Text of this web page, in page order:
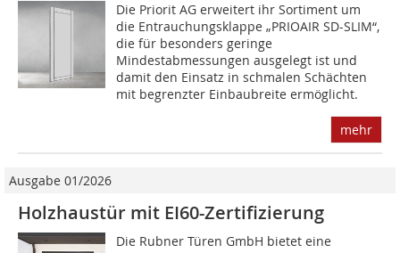
Die Priorit AG erweitert ihr Sortiment um
die Entrauchungsklappe „PRIOAIR SD-SLIM“,
die für besonders geringe
Mindestabmessungen ausgelegt ist und
damit den Einsatz in schmalen Schächten
mit begrenzter Einbaubreite ermöglicht.
mehr
Ausgabe 01/2026
Holzhaustür mit EI60-Zertifizierung
Die Rubner Türen GmbH bietet eine